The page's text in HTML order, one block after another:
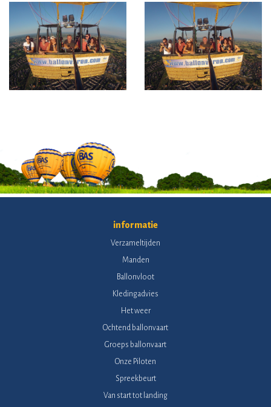
informatie
Verzameltijden
Manden
Ballonvloot
Kledingadvies
Het weer
Ochtend ballonvaart
Groeps ballonvaart
Onze Piloten
Spreekbeurt
Van start tot landing